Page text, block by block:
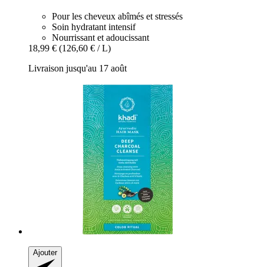
Pour les cheveux abîmés et stressés
Soin hydratant intensif
Nourrissant et adoucissant
18,99 € (126,60 € / L)
Livraison jusqu'au 17 août
Ajouter